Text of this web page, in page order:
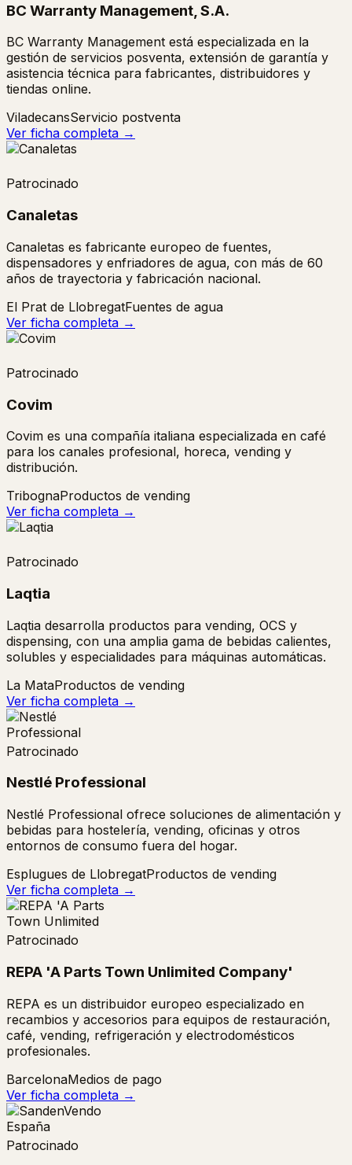
BC Warranty Management, S.A.
BC Warranty Management está especializada en la
gestión de servicios posventa, extensión de garantía y
asistencia técnica para fabricantes, distribuidores y
tiendas online.
ViladecansServicio postventa
Ver ficha completa →
Patrocinado
Canaletas
Canaletas es fabricante europeo de fuentes,
dispensadores y enfriadores de agua, con más de 60
años de trayectoria y fabricación nacional.
El Prat de LlobregatFuentes de agua
Ver ficha completa →
Patrocinado
Covim
Covim es una compañía italiana especializada en café
para los canales profesional, horeca, vending y
distribución.
TribognaProductos de vending
Ver ficha completa →
Patrocinado
Laqtia
Laqtia desarrolla productos para vending, OCS y
dispensing, con una amplia gama de bebidas calientes,
solubles y especialidades para máquinas automáticas.
La MataProductos de vending
Ver ficha completa →
Patrocinado
Nestlé Professional
Nestlé Professional ofrece soluciones de alimentación y
bebidas para hostelería, vending, oficinas y otros
entornos de consumo fuera del hogar.
Esplugues de LlobregatProductos de vending
Ver ficha completa →
Patrocinado
REPA 'A Parts Town Unlimited Company'
REPA es un distribuidor europeo especializado en
recambios y accesorios para equipos de restauración,
café, vending, refrigeración y electrodomésticos
profesionales.
BarcelonaMedios de pago
Ver ficha completa →
Patrocinado